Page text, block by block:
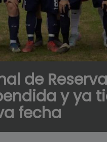
de
y ya
fecha